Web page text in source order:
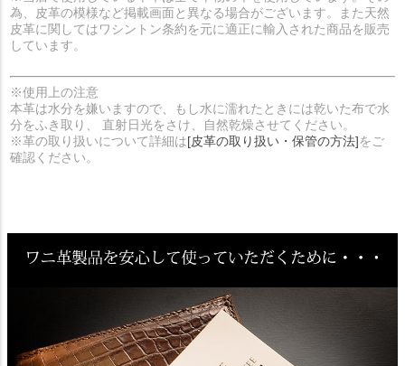
為、皮革の模様など掲載画面と異なる場合がございます。また天然
皮革に関してはワシントン条約を元に適正に輸入された商品を販売
しています。
※使用上の注意
本革は水分を嫌いますので、もし水に濡れたときには乾いた布で水
分をふき取り、 直射日光をさけ、自然乾燥させてください。
※革の取り扱いについて詳細は[皮革の取り扱い・保管の方法]をご
確認ください。